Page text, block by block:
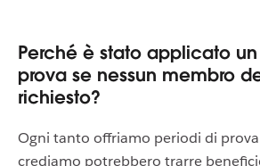
Perché è stato applicato
prova se nessun membro
richiesto?
Ogni tanto offriamo periodi di
crediamo potrebbero trarre